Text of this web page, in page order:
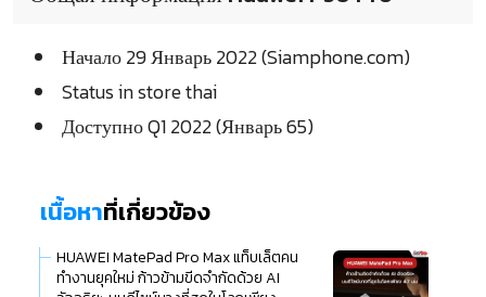
Начало 29 Январь 2022 (Siamphone.com)
Status in store thai
Доступно Q1 2022 (Январь 65)
เนื้อหาที่เกี่ยวข้อง
HUAWEI MatePad Pro Max แท็บเล็ตคน
ทำงานยุคใหม่ ก้าวข้ามขีดจำกัดด้วย AI